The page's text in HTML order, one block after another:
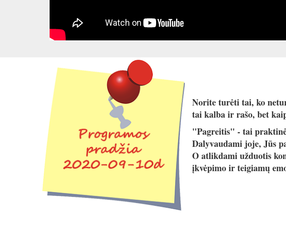
Norite turėti tai, ko
tai kalba ir rašo, bet
"Pagreitis" - tai
Dalyvaudami joje, Jūs
O atlikdami užduotis
įkvėpimo ir teigiamų